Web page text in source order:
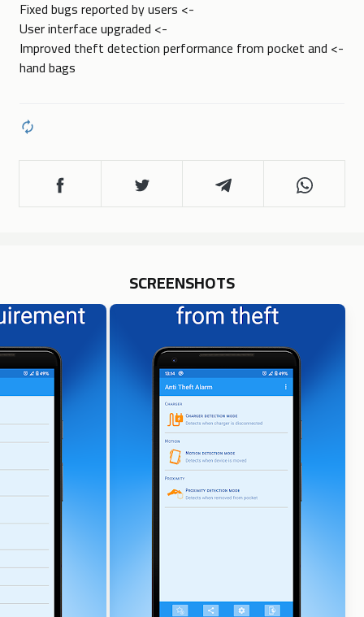
-> Fixed bugs reported by users
-> User interface upgraded
-> Improved theft detection performance from pocket and
hand bags
SCREENSHOTS